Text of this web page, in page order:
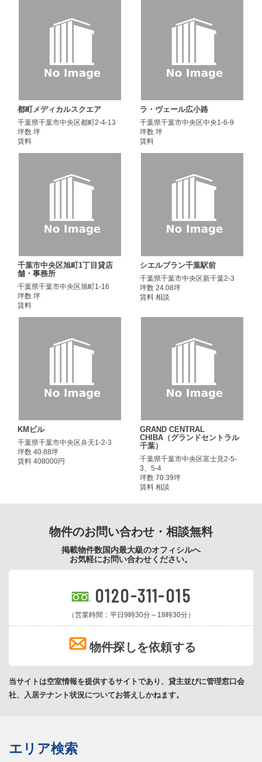
都町メディカルスクエア
千葉県千葉市中央区都町2-4-13
坪数 坪
賃料
ラ・ヴェール広小路
千葉県千葉市中央区中央1-6-9
坪数 坪
賃料
千葉市中央区旭町1丁目貸店
舗・事務所
千葉県千葉市中央区旭町1-16
坪数 坪
賃料
シエルブラン千葉駅前
千葉県千葉市中央区新千葉2-3
坪数 24.08坪
賃料 相談
KMビル
千葉県千葉市中央区弁天1-2-3
坪数 40.88坪
賃料 408000円
GRAND CENTRAL
CHIBA（グランドセントラル
千葉）
千葉県千葉市中央区富士見2-5-
3、5-4
坪数 70.39坪
賃料 相談
物件のお問い合わせ・相談無料
掲載物件数国内最大級のオフィシルへ
お気軽にお問い合わせください。
0120-311-015
（営業時間：平日9時30分～18時30分）
物件探しを依頼する
当サイトは空室情報を提供するサイトであり、貸主並びに管理窓口会
社、入居テナント状況についてお答えしかねます。
エリア検索